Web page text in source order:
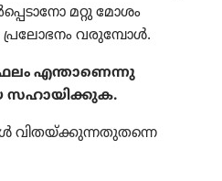
മറ്റു മോശം
പ്രലോ​ഭനം വരു​മ്പോൾ.
ഫലം എന്താണെന്നു
സഹായി​ക്കുക.
വിതയ്‌ക്കു​ന്ന​തു​തന്നെ